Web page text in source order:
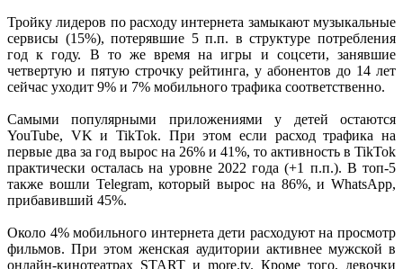
Тройку лидеров по расходу интернета замыкают музыкальные
сервисы (15%), потерявшие 5 п.п. в структуре потребления
год к году. В то же время на игры и соцсети, занявшие
четвертую и пятую строчку рейтинга, у абонентов до 14 лет
сейчас уходит 9% и 7% мобильного трафика соответственно.
Самыми популярными приложениями у детей остаются
YouTube, VK и TikTok. При этом если расход трафика на
первые два за год вырос на 26% и 41%, то активность в TikTok
практически осталась на уровне 2022 года (+1 п.п.). В топ-5
также вошли Telegram, который вырос на 86%, и WhatsApp,
прибавивший 45%.
Около 4% мобильного интернета дети расходуют на просмотр
фильмов. При этом женская аудитории активнее мужской в
онлайн-кинотеатрах START и more.tv. Кроме того, девочки